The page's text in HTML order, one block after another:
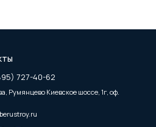
727-40-62
Румянцево Киевское шоссе, 1г, оф.